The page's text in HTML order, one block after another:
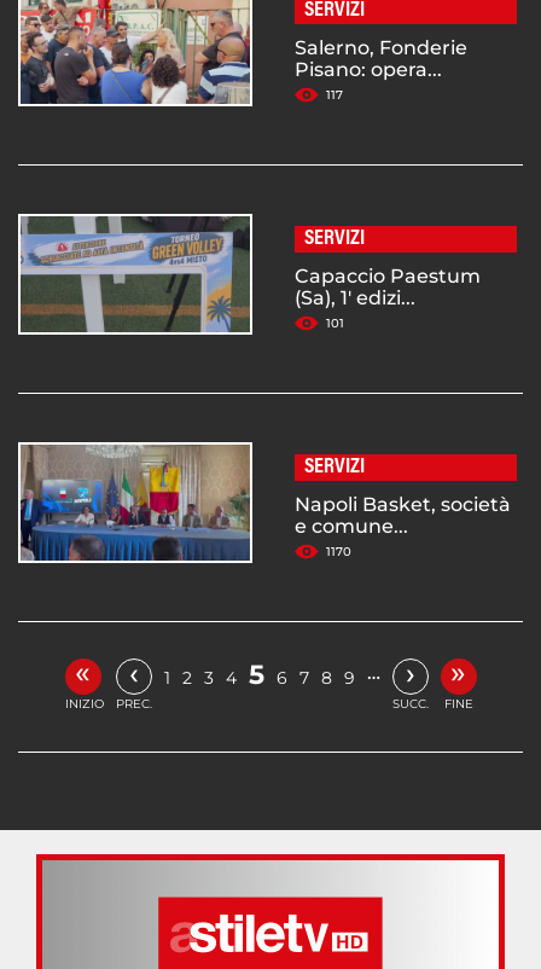
SERVIZI
Salerno, Fonderie
Pisano: opera...
117
SERVIZI
Capaccio Paestum
(Sa), 1' edizi...
101
SERVIZI
Napoli Basket, società
e comune...
1170
«
INIZIO
‹
PREC.
1 2 3 4 5 6 7 8 9 … ›
SUCC.
»
FINE